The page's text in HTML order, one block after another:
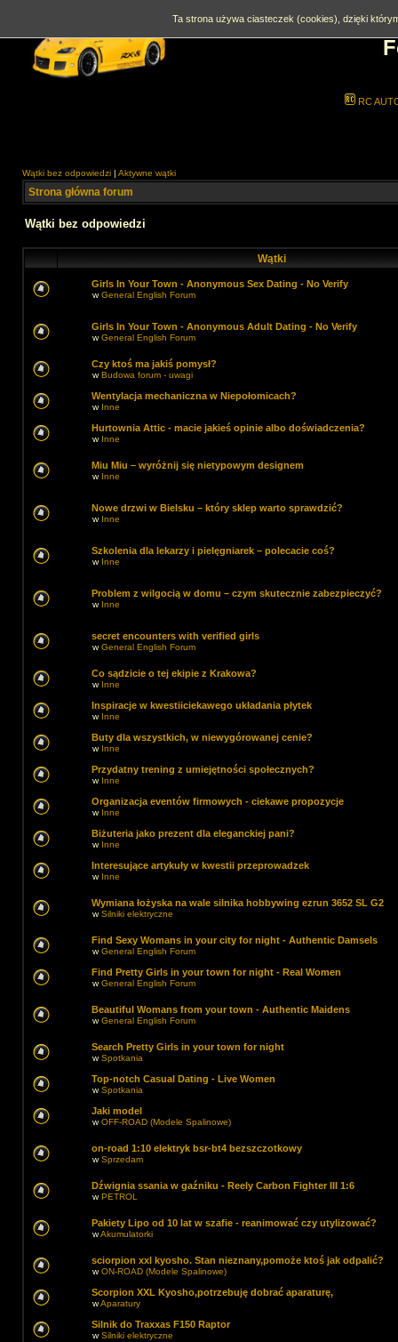
RC
Wątki bez odpowiedzi | Aktywne wątki
Strona główna forum
Wątki bez odpowiedzi
Wątki
Girls In Your Town - Anonymous Sex Dating - No Verify
wGeneral English Forum
Girls In Your Town - Anonymous Adult Dating - No Verify
wGeneral English Forum
Czy ktoś ma jakiś pomysł?
wBudowa forum - uwagi
Wentylacja mechaniczna w Niepołomicach?
w Inne
Hurtownia Attic - macie jakieś opinie albo doświadczenia?
w Inne
Miu Miu – wyróżnij się nietypowym designem
w Inne
Nowe drzwi w Bielsku – który sklep warto sprawdzić?
w Inne
Szkolenia dla lekarzy i pielęgniarek – polecacie coś?
w Inne
Problem z wilgocią w domu – czym skutecznie zabezpieczyć?
w Inne
secret encounters with verified girls
wGeneral English Forum
Co sądzicie o tej ekipie z Krakowa?
w Inne
Inspiracje w kwestiiciekawego układania płytek
w Inne
Buty dla wszystkich, w niewygórowanej cenie?
w Inne
Przydatny trening z umiejętności społecznych?
w Inne
Organizacja eventów firmowych - ciekawe propozycje
w Inne
Biżuteria jako prezent dla eleganckiej pani?
w Inne
Interesujące artykuły w kwestii przeprowadzek
w Inne
Wymiana łożyska na wale silnika hobbywing ezrun 3652 SL G2
wSilniki elektryczne
Find Sexy Womans in your city for night - Authentic Damsels
wGeneral English Forum
Find Pretty Girls in your town for night - Real Women
wGeneral English Forum
Beautiful Womans from your town - Authentic Maidens
wGeneral English Forum
Search Pretty Girls in your town for night
wSpotkania
Top-notch Сasual Dating - Live Women
wSpotkania
Jaki model
wOFF-ROAD (Modele Spalinowe)
on-road 1:10 elektryk bsr-bt4 bezszczotkowy
wSprzedam
Dźwignia ssania w gaźniku - Reely Carbon Fighter III 1:6
wPETROL
Pakiety Lipo od 10 lat w szafie - reanimować czy utylizować?
wAkumulatorki
sciorpion xxl kyosho. Stan nieznany,pomoże ktoś jak odpalić?
wON-ROAD (Modele Spalinowe)
Scorpion XXL Kyosho,potrzebuję dobrać aparaturę,
wAparatury
Silnik do Traxxas F150 Raptor
wSilniki elektryczne
Ta strona używa ciasteczek (cookies), dzięki